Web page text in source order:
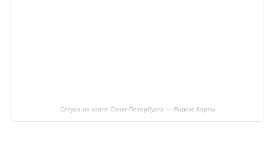
Сегура на карте Санкт‑Петербурга — Яндекс.Карты